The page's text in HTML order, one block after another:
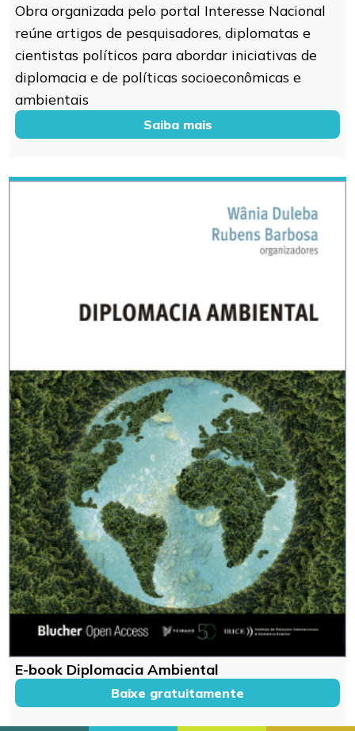
Obra organizada pelo portal Interesse Nacional
reúne artigos de pesquisadores, diplomatas e
cientistas políticos para abordar iniciativas de
diplomacia e de políticas socioeconômicas e
ambientais
Saiba mais
E-book Diplomacia Ambiental
Baixe gratuitamente